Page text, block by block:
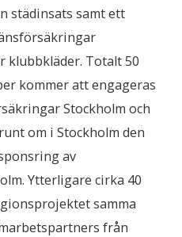
städinsats samt ett
klubbkläder. Totalt 50
kommer att engageras
Stockholm och
om i Stockholm den
av
Ytterligare cirka 40
samma
från